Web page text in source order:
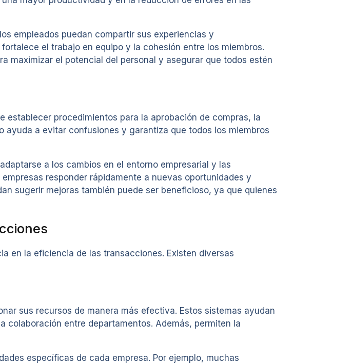
empleados puedan compartir sus experiencias y
el trabajo en equipo y la cohesión entre los miembros.
maximizar el potencial del personal y asegurar que todos estén
procedimientos para la aprobación de compras, la
a evitar confusiones y garantiza que todos los miembros
a los cambios en el entorno empresarial y las
responder rápidamente a nuevas oportunidades y
sugerir mejoras también puede ser beneficioso, ya que quienes
en la eficiencia de las transacciones. Existen diversas
sus recursos de manera más efectiva. Estos sistemas ayudan
entre departamentos. Además, permiten la
específicas de cada empresa. Por ejemplo, muchas